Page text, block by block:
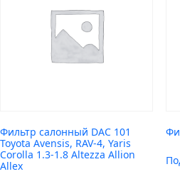
Фильтр салонный DAC 101
Toyota Avensis, RAV-4, Yaris
Corolla 1.3-1.8 Altezza Allion
Allex